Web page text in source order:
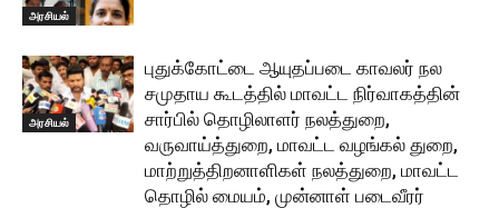
அரசியல்
அரசியல்
புதுக்கோட்டை ஆயுதப்படை காவலர் நல
சமுதாய கூடத்தில் மாவட்ட நிர்வாகத்தின்
சார்பில் தொழிலாளர் நலத்துறை,
வருவாய்த்துறை, மாவட்ட வழங்கல் துறை,
மாற்றுத்திறனாளிகள் நலத்துறை, மாவட்ட
தொழில் மையம், முன்னாள் படைவீரர்